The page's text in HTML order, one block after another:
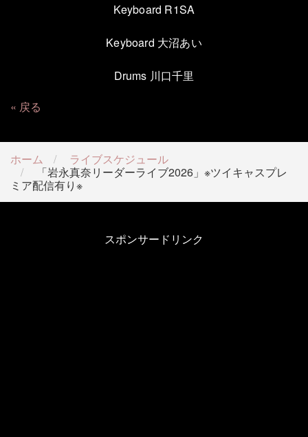
Keyboard R1SA
Keyboard 大沼あい
Drums 川口千里
戻る
ホーム
ライブスケジュール
「岩永真奈リーダーライブ2026」※ツイキャスプレ
ミア配信有り※
スポンサードリンク